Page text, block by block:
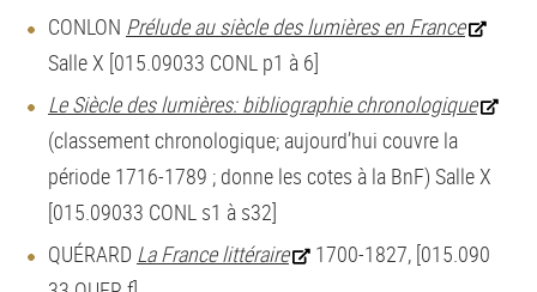
CONLON Prélude au siècle des lumières en France
Salle X [015.09033 CONL p1 à 6]
Le Siècle des lumières: bibliographie chronologique
(classement chronologique; aujourd’hui couvre la
période 1716-1789 ; donne les cotes à la BnF) Salle X
[015.09033 CONL s1 à s32]
QUÉRARD La France littéraire
1700-1827, [015.090